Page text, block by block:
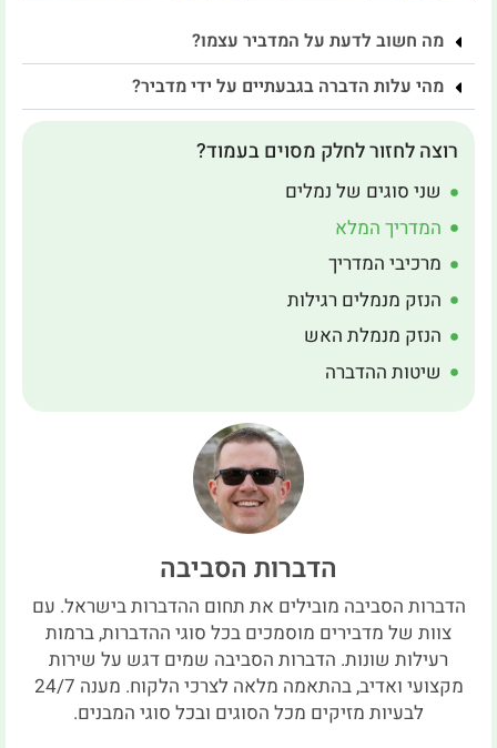
מה חשוב לדעת על המדביר עצמו?
מהי עלות הדברה בגבעתיים על ידי מדביר?
רוצה לחזור לחלק מסוים בעמוד?
שני סוגים של נמלים
המדריך המלא
מרכיבי המדריך
הנזק מנמלים רגילות
הנזק מנמלת האש
שיטות ההדברה
הדברות הסביבה
הדברות הסביבה מובילים את תחום ההדברות בישראל. עם
צוות של מדבירים מוסמכים בכל סוגי ההדברות, ברמות
רעילות שונות. הדברות הסביבה שמים דגש על שירות
מקצועי ואדיב, בהתאמה מלאה לצרכי הלקוח. מענה 24/7
לבעיות מזיקים מכל הסוגים ובכל סוגי המבנים.